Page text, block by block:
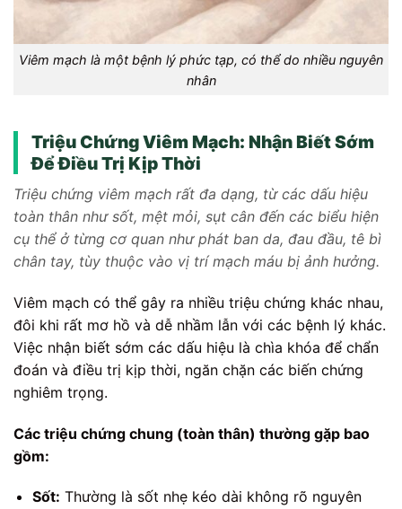
Viêm mạch là một bệnh lý phức tạp, có thể do nhiều nguyên
nhân
Triệu Chứng Viêm Mạch: Nhận Biết Sớm
Để Điều Trị Kịp Thời
Triệu chứng viêm mạch rất đa dạng, từ các dấu hiệu
toàn thân như sốt, mệt mỏi, sụt cân đến các biểu hiện
cụ thể ở từng cơ quan như phát ban da, đau đầu, tê bì
chân tay, tùy thuộc vào vị trí mạch máu bị ảnh hưởng.
Viêm mạch có thể gây ra nhiều triệu chứng khác nhau,
đôi khi rất mơ hồ và dễ nhầm lẫn với các bệnh lý khác.
Việc nhận biết sớm các dấu hiệu là chìa khóa để chẩn
đoán và điều trị kịp thời, ngăn chặn các biến chứng
nghiêm trọng.
Các triệu chứng chung (toàn thân) thường gặp bao
gồm:
Sốt: Thường là sốt nhẹ kéo dài không rõ nguyên